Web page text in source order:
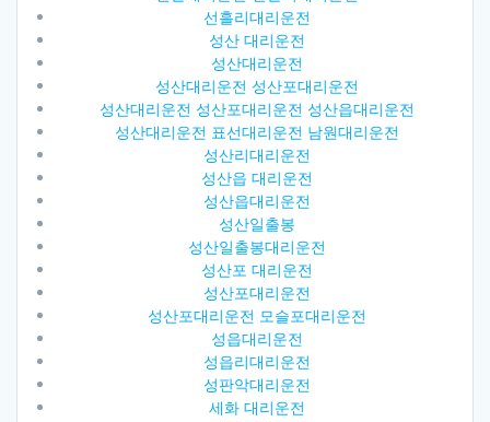
선흘리대리운전
성산 대리운전
성산대리운전
성산대리운전 성산포대리운전
성산대리운전 성산포대리운전 성산읍대리운전
성산대리운전 표선대리운전 남원대리운전
성산리대리운전
성산읍 대리운전
성산읍대리운전
성산일출봉
성산일출봉대리운전
성산포 대리운전
성산포대리운전
성산포대리운전 모슬포대리운전
성읍대리운전
성읍리대리운전
성판악대리운전
세화 대리운전